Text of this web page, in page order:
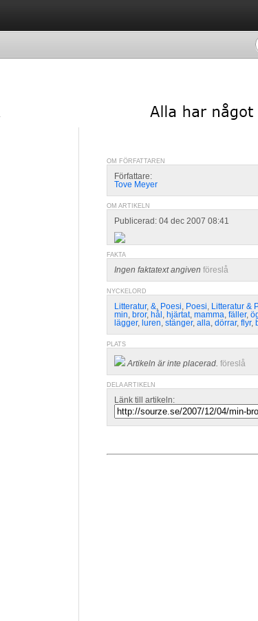
OM FÖRFATTAREN
Författare:
Tove Meyer
OM ARTIKELN
Publicerad: 04 dec 2007 08:41
FAKTA
Ingen faktatext angiven föreslå
NYCKELORD
Litteratur, &, Poesi, Poesi, Litteratur &
min, bror, hål , hjärtat, mamma, fäller,
lägger, luren, stänger, alla, dörrar, flyr,
PLATS
Artikeln är inte placerad. föreslå
DELA ARTIKELN
Länk till artikeln: